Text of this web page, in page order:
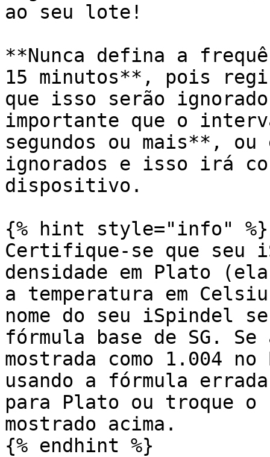
ao seu lote!
**Nunca defina a
15 minutos**, pois
que isso serão
importante que o
segundos ou mais**, ou
ignorados e isso irá
dispositivo.
{% hint style="info" %}
Certifique-se que seu
densidade em Plato
a temperatura em
nome do seu iSpindel
fórmula base de SG.
mostrada como 1.004
usando a fórmula
para Plato ou troque o
mostrado acima.
{% endhint %}